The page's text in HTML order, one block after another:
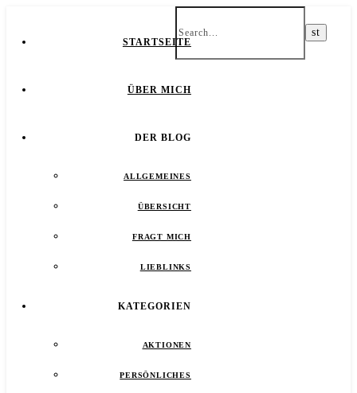
STARTSEITE
ÜBER MICH
DER BLOG
ALLGEMEINES
ÜBERSICHT
FRAGT MICH
LIEBLINKS
KATEGORIEN
AKTIONEN
PERSÖNLICHES